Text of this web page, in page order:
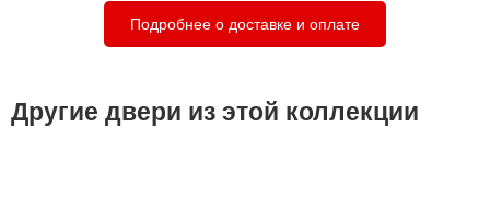
Подробнее о доставке и оплате
Другие двери из этой коллекции